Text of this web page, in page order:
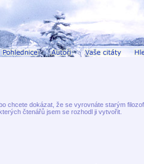
chcete dokázat, že se vyrovnáte starým
čtenářů jsem se rozhodl ji vytvořit.